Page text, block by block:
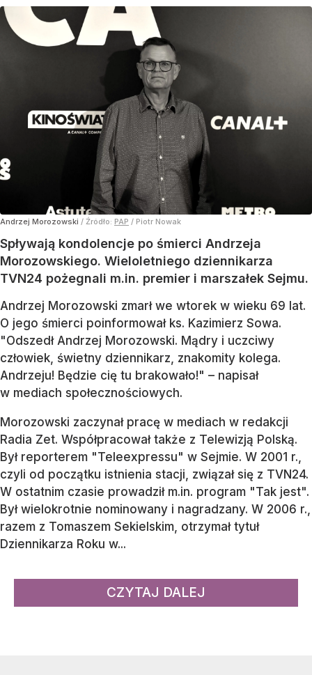
Andrzej Morozowski / Źródło: PAP / Piotr Nowak
Spływają kondolencje po śmierci Andrzeja
Morozowskiego. Wieloletniego dziennikarza
TVN24 pożegnali m.in. premier i marszałek Sejmu.
Andrzej Morozowski zmarł we wtorek w wieku 69 lat.
O jego śmierci poinformował ks. Kazimierz Sowa.
"Odszedł Andrzej Morozowski. Mądry i uczciwy
człowiek, świetny dziennikarz, znakomity kolega.
Andrzeju! Będzie cię tu brakowało!" – napisał
w mediach społecznościowych.
Morozowski zaczynał pracę w mediach w redakcji
Radia Zet. Współpracował także z Telewizją Polską.
Był reporterem "Teleexpressu" w Sejmie. W 2001 r.,
czyli od początku istnienia stacji, związał się z TVN24.
W ostatnim czasie prowadził m.in. program "Tak jest".
Był wielokrotnie nominowany i nagradzany. W 2006 r.,
razem z Tomaszem Sekielskim, otrzymał tytuł
Dziennikarza Roku w...
CZYTAJ DALEJ